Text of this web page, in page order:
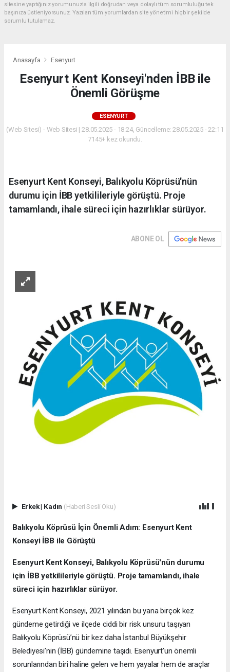
sitesine yaptığınız yorumunuzla ilgili doğrudan veya dolaylı tüm sorumluluğu tek
başınıza üstleniyorsunuz. Yazılan tüm yorumlardan site yönetimi hiçbir şekilde
sorumlu tutulamaz.
Anasayfa Esenyurt
Esenyurt Kent Konseyi'nden İBB ile
Önemli Görüşme
ESENYURT
(Web Sitesi) - Web Sitesi | 28.05.2025 - 18:24, Güncelleme: 28.05.2025 - 22:11
7145+ kez okundu.
Esenyurt Kent Konseyi, Balıkyolu Köprüsü'nün
durumu için İBB yetkilileriyle görüştü. Proje
tamamlandı, ihale süreci için hazırlıklar sürüyor.
ABONE OL
Erkek| Kadın (Haberi Sesli Oku)
Balıkyolu Köprüsü İçin Önemli Adım: Esenyurt Kent
Konseyi İBB ile Görüştü
Esenyurt Kent Konseyi, Balıkyolu Köprüsü'nün durumu
için İBB yetkilileriyle görüştü. Proje tamamlandı, ihale
süreci için hazırlıklar sürüyor.
Esenyurt Kent Konseyi, 2021 yılından bu yana birçok kez
gündeme getirdiği ve ilçede ciddi bir risk unsuru taşıyan
Balıkyolu Köprüsü’nü bir kez daha İstanbul Büyükşehir
Belediyesi’nin (İBB) gündemine taşıdı. Esenyurt’un önemli
sorunlarından biri haline gelen ve hem yayalar hem de araçlar